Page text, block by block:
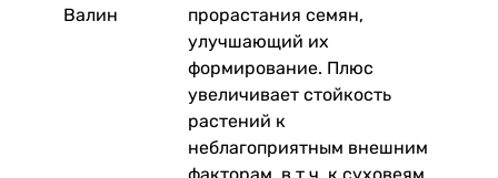
Валин
прорастания семян,
улучшающий их
формирование. Плюс
увеличивает стойкость
растений к
неблагоприятным внешним